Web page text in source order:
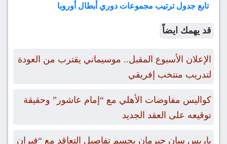
تابع جدول ترتيب مجموعات دوري أبطال أوروبا
قد يهمك ايضاً
الإعلان الأسبوع المقبل.. موسيماني يقترب من العودة
لتدريب منتخب إفريقي
كواليس مفاوضات الأهلي مع “إمام عاشور” وحقيقة
توقيعه على العقد الجديد
باريس سان جيرمان يحسم تفاصيل التعاقد مع “فيران